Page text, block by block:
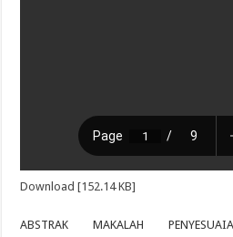
Download [152.14 KB]
ABSTRAK MAKALAH